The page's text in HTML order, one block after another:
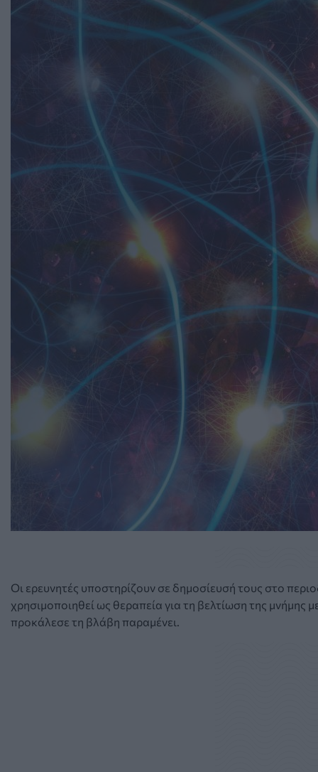
Οι ερευνητές υποστηρίζουν σε δημοσίευσή τους στο
χρησιμοποιηθεί ως θεραπεία για τη βελτίωση της
προκάλεσε τη βλάβη παραμένει.